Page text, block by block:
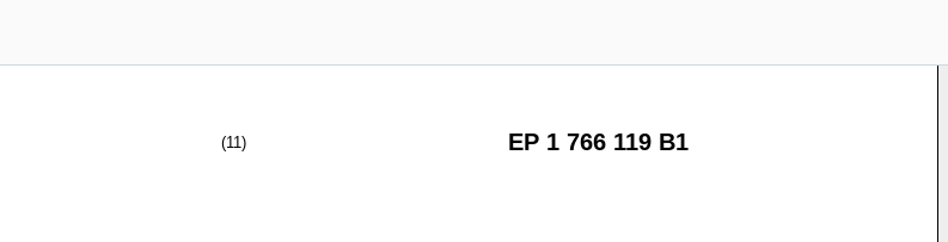
(11) EP 1 766 119 B1